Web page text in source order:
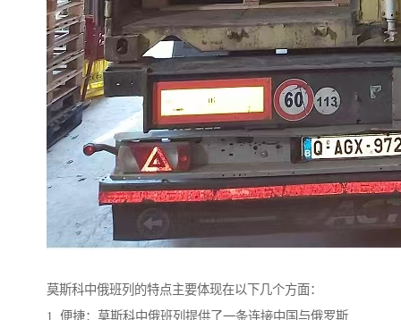
莫斯科中俄班列的特点主要体现在以下几个方面：
1. 便捷：莫斯科中俄班列提供了一条连接中国与俄罗斯